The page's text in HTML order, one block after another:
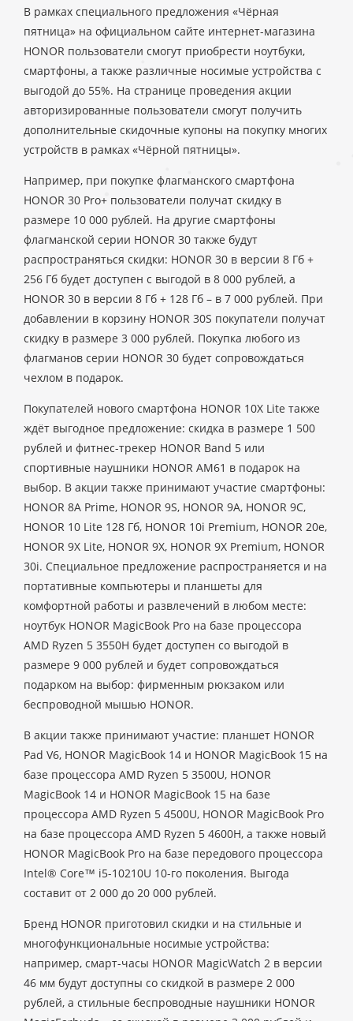
В рамках специального предложения «Чёрная
пятница» на официальном сайте интернет-магазина
HONOR пользователи смогут приобрести ноутбуки,
смартфоны, а также различные носимые устройства с
выгодой до 55%. На странице проведения акции
авторизированные пользователи смогут получить
дополнительные скидочные купоны на покупку многих
устройств в рамках «Чёрной пятницы».
Например, при покупке флагманского смартфона
HONOR 30 Pro+ пользователи получат скидку в
размере 10 000 рублей. На другие смартфоны
флагманской серии HONOR 30 также будут
распространяться скидки: HONOR 30 в версии 8 Гб +
256 Гб будет доступен с выгодой в 8 000 рублей, а
HONOR 30 в версии 8 Гб + 128 Гб – в 7 000 рублей. При
добавлении в корзину HONOR 30S покупатели получат
скидку в размере 3 000 рублей. Покупка любого из
флагманов серии HONOR 30 будет сопровождаться
чехлом в подарок.
Покупателей нового смартфона HONOR 10X Lite также
ждёт выгодное предложение: скидка в размере 1 500
рублей и фитнес-трекер HONOR Band 5 или
спортивные наушники HONOR AM61 в подарок на
выбор. В акции также принимают участие смартфоны:
HONOR 8A Prime, HONOR 9S, HONOR 9A, HONOR 9C,
HONOR 10 Lite 128 Гб, HONOR 10i Premium, HONOR 20e,
HONOR 9X Lite, HONOR 9X, HONOR 9X Premium, HONOR
30i. Специальное предложение распространяется и на
портативные компьютеры и планшеты для
комфортной работы и развлечений в любом месте:
ноутбук HONOR MagicBook Pro на базе процессора
AMD Ryzen 5 3550H будет доступен со выгодой в
размере 9 000 рублей и будет сопровождаться
подарком на выбор: фирменным рюкзаком или
беспроводной мышью HONOR.
В акции также принимают участие: планшет HONOR
Pad V6, HONOR MagicBook 14 и HONOR MagicBook 15 на
базе процессора AMD Ryzen 5 3500U, HONOR
MagicBook 14 и HONOR MagicBook 15 на базе
процессора AMD Ryzen 5 4500U, HONOR MagicBook Pro
на базе процессора AMD Ryzen 5 4600H, а также новый
HONOR MagicBook Pro на базе передового процессора
Intel® Core™ i5-10210U 10-го поколения. Выгода
составит от 2 000 до 20 000 рублей.
Бренд HONOR приготовил скидки и на стильные и
многофункциональные носимые устройства:
например, смарт-часы HONOR MagicWatch 2 в версии
46 мм будут доступны со скидкой в размере 2 000
рублей, а стильные беспроводные наушники HONOR